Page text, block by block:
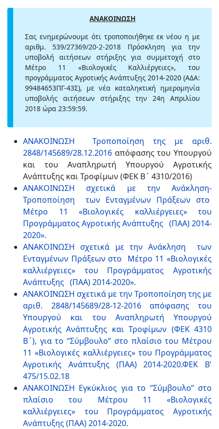
ΑΝΑΚΟΙΝΩΣΗ
Σας ενημερώνουμε ότιτροποποιήθηκε εκ νέου η με
αριθμ. 539/27369/20-2-2018 Πρόσκληση για την
υποβολή αιτήσεων στήριξης για συμμετοχή στο
Μέτρο 11 «Βιολογικές Καλλιέργειες», του
προγράμματος Αγροτικής Ανάπτυξης 2014-2020 (ΑΔΑ:
99484653ΠΓ-43Σ), με νέα καταληκτική ημερομηνία
υποβολής αιτήσεων στήριξης την 24η Απριλίου
2018 ώρα 23:59:59.
ΑΝΑΚΟΙΝΩΣΗ Τροποποίηση της με αριθ.
2848/145689/28.12.2016 απόφασης του Υπουργού
και του Αναπληρωτή Υπουργού Αγροτικής
Ανάπτυξης και Τροφίμων (ΦΕΚ Β΄ 4310/2016)
ΑΝΑΚΟΙΝΩΣΗ σχετικά με την Ανάκληση-
Τροποποίηση των Ενταγμένων Πράξεων στο
Μέτρο 11 «Βιολογικές καλλιέργειες» του
Προγράμματος Αγροτικής Ανάπτυξης (ΠΑΑ) 2014-
2020».
ΑΝΑΚΟΙΝΩΣΗ σχετικά με την Ανάκληση των
Ενταγμένων Πράξεων στο Μέτρο 11 «Βιολογικές
καλλιέργειες» του Προγράμματος Αγροτικής
Ανάπτυξης (ΠΑΑ) 2014-2020».
ΑΝΑΚΟΙΝΩΣΗ σχετικά με την Τροποποίηση της με
αριθ. 2848/145689/28-12-2016 απόφασης του
Υπουργού και του Αναπληρωτή Υπουργού
Αγροτικής Ανάπτυξης και Τροφίμων (ΦΕΚ 4310
Β΄), για το ‘’Σύμβουλο’’ στο πλαίσιο του Μέτρου
11 «Βιολογικές καλλιέργειες» του Προγράμματος
Αγροτικής Ανάπτυξης (ΠΑΑ) 2014-2020.ΦΕΚ Β'
475/15.02.18
ΑΝΑΚΟΙΝΩΣΗ Εγκύκλιος για το ‘’Σύμβουλο’’ στο
πλαίσιο του Μέτρου 11 «Βιολογικές
καλλιέργειες» του Προγράμματος Αγροτικής
Ανάπτυξης (ΠΑΑ) 2014-2020.